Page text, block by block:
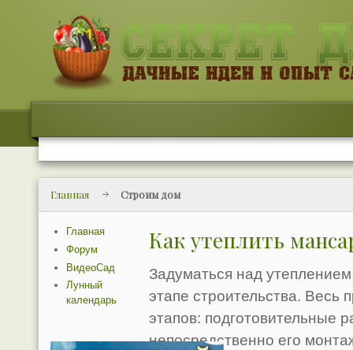
Главная Строим дом
Как утеплить
Задуматься над
этапе строительства. Весь
этапов: подготовительные
непосредственно его
Главная
Форум
ВидеоСад
Лунный
календарь